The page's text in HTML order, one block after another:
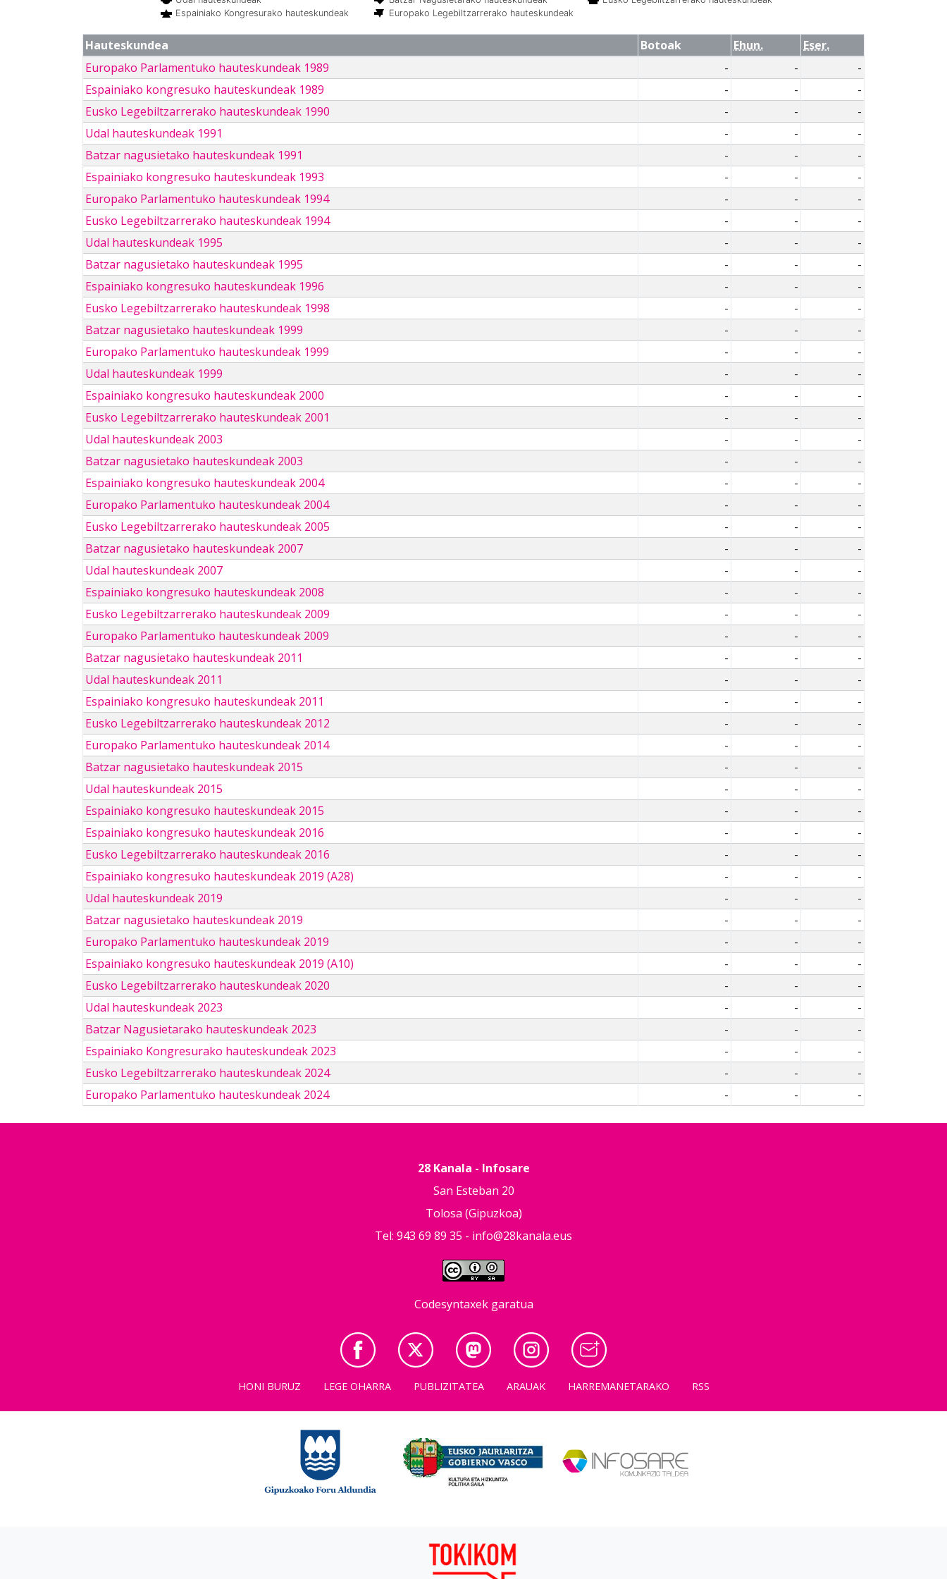
Espainiako Kongresurako hauteskundeak
Europako Legebiltzarrerako hauteskundeak
Hauteskundea Botoak Ehun.
Eser.
Europako Parlamentuko hauteskundeak 1989
- -
-
Espainiako kongresuko hauteskundeak 1989
- -
-
Eusko Legebiltzarrerako hauteskundeak 1990
- -
-
Udal hauteskundeak 1991
- -
-
Batzar nagusietako hauteskundeak 1991
- -
-
Espainiako kongresuko hauteskundeak 1993
- -
-
Europako Parlamentuko hauteskundeak 1994
- -
-
Eusko Legebiltzarrerako hauteskundeak 1994
- -
-
Udal hauteskundeak 1995
- -
-
Batzar nagusietako hauteskundeak 1995
- -
-
Espainiako kongresuko hauteskundeak 1996
- -
-
Eusko Legebiltzarrerako hauteskundeak 1998
- -
-
Batzar nagusietako hauteskundeak 1999
- -
-
Europako Parlamentuko hauteskundeak 1999
- -
-
Udal hauteskundeak 1999
- -
-
Espainiako kongresuko hauteskundeak 2000
- -
-
Eusko Legebiltzarrerako hauteskundeak 2001
- -
-
Udal hauteskundeak 2003
- -
-
Batzar nagusietako hauteskundeak 2003
- -
-
Espainiako kongresuko hauteskundeak 2004
- -
-
Europako Parlamentuko hauteskundeak 2004
- -
-
Eusko Legebiltzarrerako hauteskundeak 2005
- -
-
Batzar nagusietako hauteskundeak 2007
- -
-
Udal hauteskundeak 2007
- -
-
Espainiako kongresuko hauteskundeak 2008
- -
-
Eusko Legebiltzarrerako hauteskundeak 2009
- -
-
Europako Parlamentuko hauteskundeak 2009
- -
-
Batzar nagusietako hauteskundeak 2011
- -
-
Udal hauteskundeak 2011
- -
-
Espainiako kongresuko hauteskundeak 2011
- -
-
Eusko Legebiltzarrerako hauteskundeak 2012
- -
-
Europako Parlamentuko hauteskundeak 2014
- -
-
Batzar nagusietako hauteskundeak 2015
- -
-
Udal hauteskundeak 2015
- -
-
Espainiako kongresuko hauteskundeak 2015
- -
-
Espainiako kongresuko hauteskundeak 2016
- -
-
Eusko Legebiltzarrerako hauteskundeak 2016
- -
-
Espainiako kongresuko hauteskundeak 2019 (A28)
- -
-
Udal hauteskundeak 2019
- -
-
Batzar nagusietako hauteskundeak 2019
- -
-
Europako Parlamentuko hauteskundeak 2019
- -
-
Espainiako kongresuko hauteskundeak 2019 (A10)
- -
-
Eusko Legebiltzarrerako hauteskundeak 2020
- -
-
Udal hauteskundeak 2023
- -
-
Batzar Nagusietarako hauteskundeak 2023
- -
-
Espainiako Kongresurako hauteskundeak 2023
- -
-
Eusko Legebiltzarrerako hauteskundeak 2024
- -
-
Europako Parlamentuko hauteskundeak 2024
- - -
28 Kanala - Infosare
San Esteban 20
Tolosa (Gipuzkoa)
Tel: 943 69 89 35 - info@28kanala.eus
Codesyntaxek garatua
HONI BURUZ LEGE OHARRA PUBLIZITATEA ARAUAK HARREMANETARAKO RSS